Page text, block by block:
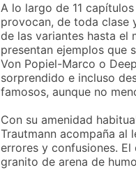
A lo largo de 11
provocan, de toda clase
de las variantes hasta el
presentan ejemplos que
Von Popiel-Marco o
sorprendido e incluso
famosos, aunque no
Con su amenidad
Trautmann acompaña al
errores y confusiones.
granito de arena de